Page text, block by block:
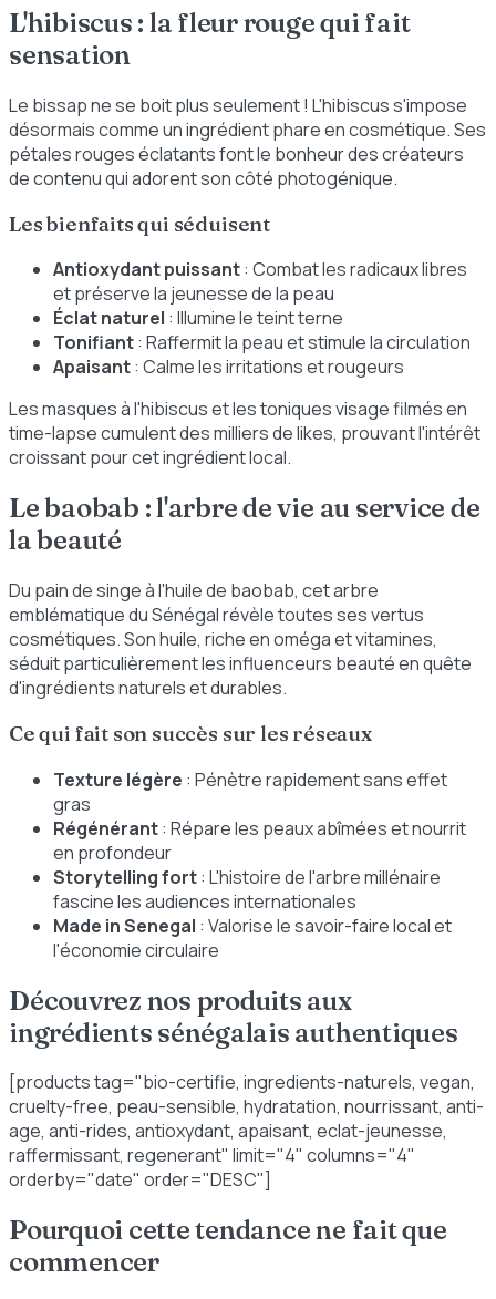
L'hibiscus : la fleur rouge qui fait
sensation
Le bissap ne se boit plus seulement ! L'hibiscus s'impose
désormais comme un ingrédient phare en cosmétique. Ses
pétales rouges éclatants font le bonheur des créateurs
de contenu qui adorent son côté photogénique.
Les bienfaits qui séduisent
Antioxydant puissant: Combat les radicaux libres
et préserve la jeunesse de la peau
Éclat naturel : Illumine le teint terne
Tonifiant: Raffermit la peau et stimule la circulation
Apaisant: Calme les irritations et rougeurs
Les masques à l'hibiscus et les toniques visage filmés en
time-lapse cumulent des milliers de likes, prouvant l'intérêt
croissant pour cet ingrédient local.
Le baobab : l'arbre de vie au service de
la beauté
Du pain de singe à l'huile de baobab, cet arbre
emblématique du Sénégal révèle toutes ses vertus
cosmétiques. Son huile, riche en oméga et vitamines,
séduit particulièrement les influenceurs beauté en quête
d'ingrédients naturels et durables.
Ce qui fait son succès sur les réseaux
Texture légère : Pénètre rapidement sans effet
gras
Régénérant: Répare les peaux abîmées et nourrit
en profondeur
Storytelling fort: L'histoire de l'arbre millénaire
fascine les audiences internationales
Made in Senegal : Valorise le savoir-faire local et
l'économie circulaire
Découvrez nos produits aux
ingrédients sénégalais authentiques
[products tag="bio-certifie, ingredients-naturels, vegan,
cruelty-free, peau-sensible, hydratation, nourrissant, anti-
age, anti-rides, antioxydant, apaisant, eclat-jeunesse,
raffermissant, regenerant" limit="4" columns="4"
orderby="date" order="DESC"]
Pourquoi cette tendance ne fait que
commencer